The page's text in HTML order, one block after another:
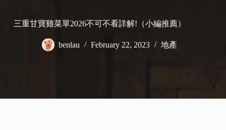
三重甘寶雞菜單2026不可不看詳解!（小編推薦）
benlau February 22, 2023 地產